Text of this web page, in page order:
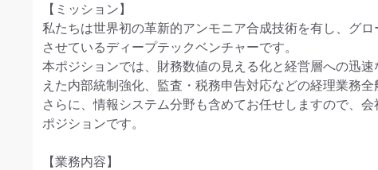
【ミッション】
私たちは世界初の革新的アンモニア合成技術を有し、グ
させているディープテックベンチャーです。
本ポジションでは、財務数値の見える化と経営層への迅
えた内部統制強化、監査・税務申告対応などの経理業務全
さらに、情報システム分野も含めてお任せしますので、
ポジションです。
【業務内容】